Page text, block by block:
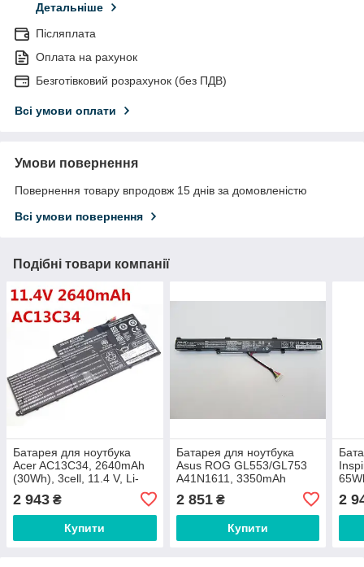
Детальніше
Післяплата
Оплата на рахунок
Безготівковий розрахунок (без ПДВ)
Всі умови оплати
Умови повернення
Повернення товару впродовж 15 днів за домовленістю
Всі умови повернення
Подібні товари компанії
Батарея для ноутбука
Acer AC13C34, 2640mAh
(30Wh), 3cell, 11.4 V, Li-
ОРИГІНАЛЬНА
2 943 ₴
Купити
Батарея для ноутбука
Asus ROG GL553/GL753
A41N1611, 3350mAh
(48Wh), 4cell, 14.4V, Li-ion,
чорна, ОРИГІНАЛЬНА
2 851₴
Купити
2